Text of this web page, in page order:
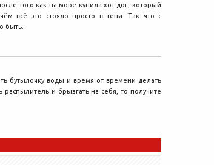
того как на море купила хот-дог, который
всё это стояло просто в тени. Так что с
быть.
бутылочку воды и время от времени делать
и брызгать на себя, то получите